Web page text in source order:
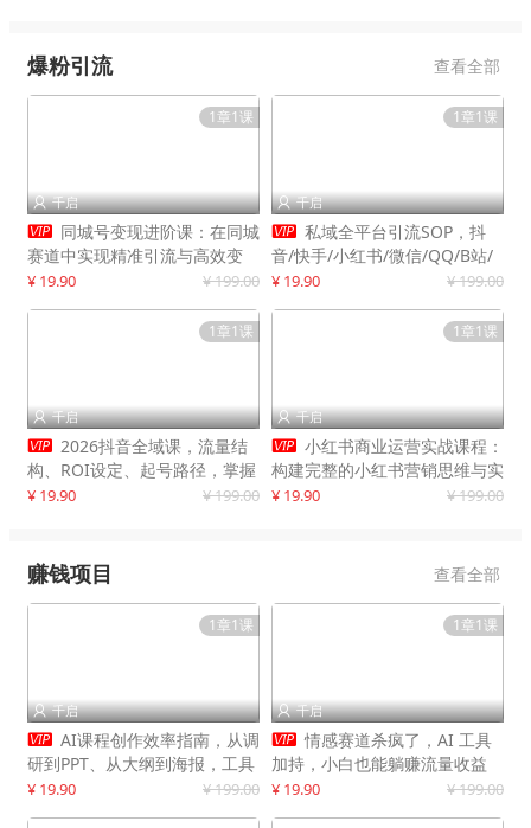
爆粉引流 查看全部
1章1课
 千启
 同城号变现进阶课：在同城
赛道中实现精准引流与高效变
现，单店月引流成交额提升50%
¥ 19.90 ¥ 199.00
1章1课
 千启
 私域全平台引流SOP，抖
音/快手/小红书/微信/QQ/B站/
闲鱼等，技术合集，高效转化公
¥ 19.90 ¥ 199.00
1章1课
 千启
 2026抖音全域课，流量结
构、ROI设定、起号路径，掌握
平台新规下利润最大化
¥ 19.90 ¥ 199.00
1章1课
 千启
 小红书商业运营实战课程：
构建完整的小红书营销思维与实
战能力，案例店铺月销破百万！
¥ 19.90 ¥ 199.00
赚钱项目 查看全部
1章1课
 千启
 AI课程创作效率指南，从调
研到PPT、从大纲到海报，工具
赋能，打造可持续变现产品线
¥ 19.90 ¥ 199.00
1章1课
 千启
 情感赛道杀疯了，AI 工具
加持，小白也能躺赚流量收益
¥ 19.90 ¥ 199.00